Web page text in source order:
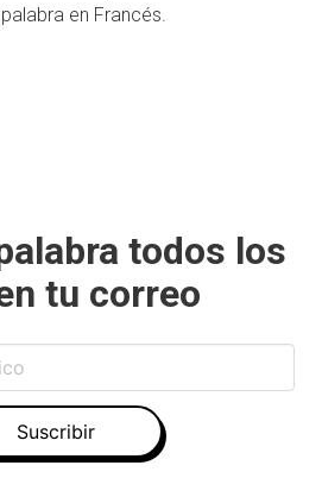
en Francés.
todos los
tu correo
Suscribir